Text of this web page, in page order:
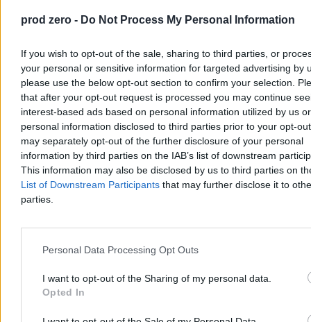
prod zero - Do Not Process My Personal Information
If you wish to opt-out of the sale, sharing to third parties, or
your personal or sensitive information for targeted advertising by
please use the below opt-out section to confirm your selection.
that after your opt-out request is processed you may continue
interest-based ads based on personal information utilized by us or
personal information disclosed to third parties prior to your opt-
may separately opt-out of the further disclosure of your personal
information by third parties on the IAB’s list of downstream
This information may also be disclosed by us to third parties on
List of Downstream Participants that may further disclose it to
parties.
Personal Data Processing Opt Outs
I want to opt-out of the Sharing of my personal data.
Opted In
15:39Wyrok dla kierowcy autobusu po śmiertelnym wypadku.
protestują
15:26RPP zdecydowała. Wiemy, co ze stopami procentowymi
15:24Awaria ciepłownicza w Warszawie. Osiedle Ursus bez
ogrzewania
15:09
Kto cieszy się największym zaufaniem? Najnowszy sondaż
CBOS
15:06Nagrania z groźbami wobec dziennikarza. SOP reaguje na
doniesienia Telewizji Republika
14:51Xi Jinping panikuje? Czystki w chińskiej armii
14:35TikTokiem w Ukrainę. Uwaga na dezinformację w sieci
13:52Lufthansa kończy 100 lat. Niemiecki przewoźnik rozlicza się z
przeszłością
13:42Marine Le Pen na krawędzi politycznej eliminacji
wskazuje, kto może wykonywać zabiegi
Możliwe dymisje w kierownictwie SOP? Mamy komentarz
Najbardziej lubiani politycy. CBOS publikuje nowy ranking
W tym europejskim kraju w styczniu sprzedano siedem